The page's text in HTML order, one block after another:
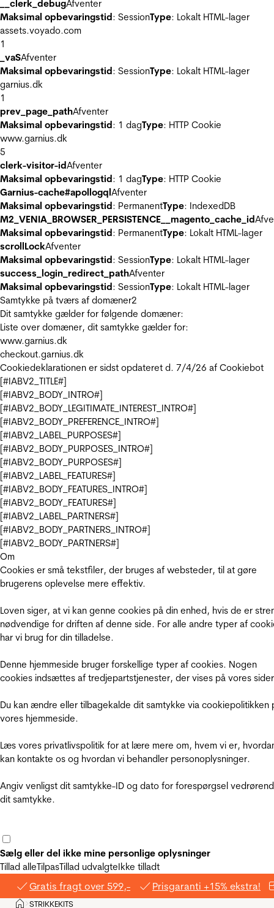
__clerk_debugAfventer
Maksimal opbevaringstid: SessionType: Lokalt HTML-lager
assets.voyado.com
1
_vaSAfventer
Maksimal opbevaringstid: SessionType: Lokalt HTML-lager
garnius.dk
1
prev_page_pathAfventer
Maksimal opbevaringstid: 1 dagType: HTTP Cookie
www.garnius.dk
5
clerk-visitor-idAfventer
Maksimal opbevaringstid: 1 dagType: HTTP Cookie
Garnius-cache#apollogqlAfventer
Maksimal opbevaringstid: PermanentType: IndexedDB
M2_VENIA_BROWSER_PERSISTENCE__magento_cache_id
Maksimal opbevaringstid: PermanentType: Lokalt HTML-lager
scrollLockAfventer
Maksimal opbevaringstid: SessionType: Lokalt HTML-lager
success_login_redirect_pathAfventer
Maksimal opbevaringstid: SessionType: Lokalt HTML-lager
Samtykke på tværs af domæner2
Dit samtykke gælder for følgende domæner:
Liste over domæner, dit samtykke gælder for:
www.garnius.dk
checkout.garnius.dk
Cookiedeklarationen er sidst opdateret d. 7/4/26 af Cookiebot
[#IABV2_TITLE#]
[#IABV2_BODY_INTRO#]
[#IABV2_BODY_LEGITIMATE_INTEREST_INTRO#]
[#IABV2_BODY_PREFERENCE_INTRO#]
[#IABV2_LABEL_PURPOSES#]
[#IABV2_BODY_PURPOSES_INTRO#]
[#IABV2_BODY_PURPOSES#]
[#IABV2_LABEL_FEATURES#]
[#IABV2_BODY_FEATURES_INTRO#]
[#IABV2_BODY_FEATURES#]
[#IABV2_LABEL_PARTNERS#]
[#IABV2_BODY_PARTNERS_INTRO#]
[#IABV2_BODY_PARTNERS#]
Om
Cookies er små tekstfiler, der bruges af websteder, til at gøre
brugerens oplevelse mere effektiv.
Loven siger, at vi kan genne cookies på din enhed, hvis de er
nødvendige for driften af denne side. For alle andre typer af
har vi brug for din tilladelse.
Denne hjemmeside bruger forskellige typer af cookies. Nogen
cookies indsættes af tredjepartstjenester, der vises på vores
Du kan ændre eller tilbagekalde dit samtykke via cookiepolitikken
vores hjemmeside.
Læs vores privatlivspolitik for at lære mere om, hvem vi er,
kan kontakte os og hvordan vi behandler personoplysninger.
Angiv venligst dit samtykke-ID og dato for forespørgsel
dit samtykke.
Sælg eller del ikke mine personlige oplysninger
Tillad alleTilpasTillad udvalgteIkke tilladt
Gratis fragt over 599,- Prisgaranti +15% ekstra!
Hjem
>STRIKKEKITS